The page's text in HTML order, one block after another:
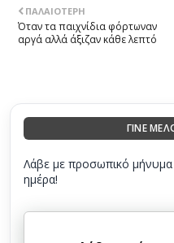
ΠΑΛΑΙΌΤΕΡΗ
Όταν τα παιχνίδια φόρτωναν
αργά αλλά άξιζαν κάθε λεπτό
ΓΙΝΕ
Λάβε με προσωπικό μήνυμα
ημέρα!